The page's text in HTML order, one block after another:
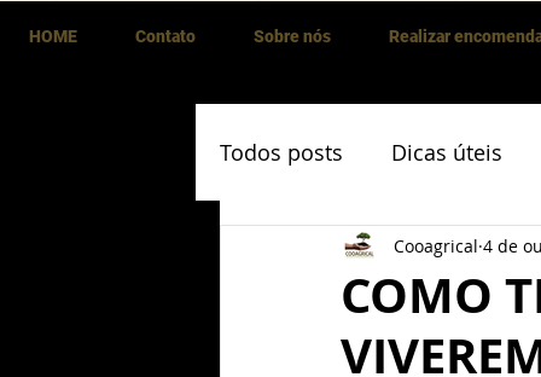
HOME Contato Sobre nós Realizar
Todos posts Dicas úteis
COMO
Cooagrical 4 de